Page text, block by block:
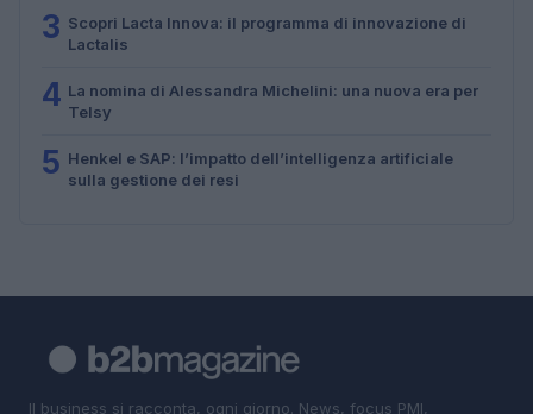
3 Scopri Lacta Innova: il programma di innovazione di
Lactalis
4 La nomina di Alessandra Michelini: una nuova era per
Telsy
5 Henkel e SAP: l’impatto dell’intelligenza artificiale
sulla gestione dei resi
Il business si racconta, ogni giorno. News, focus PMI,